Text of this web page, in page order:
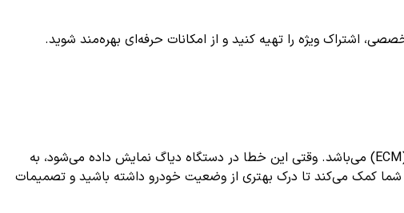
اشتراک ویژه را تهیه کنید و از امکانات حرفه‌ای بهره‌مند شوید.
کد خطای P0607 یکی از کدهای رایج در سیستم مدیریت موتور خودرو است که نشان‌دهنده وجود مشکلی در ماژول کنترل موتور (ECM) می‌باشد. وقتی این خطا در دستگاه دیاگ نمایش داده می‌شود، به
شما کمک می‌کند تا درک بهتری از وضعیت خودرو داشته باشید و تصمیمات